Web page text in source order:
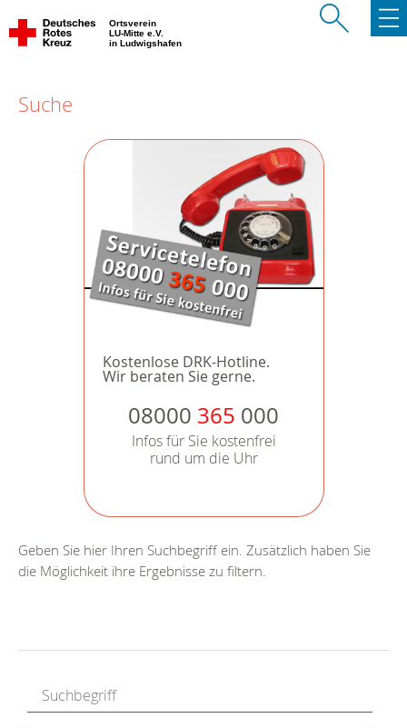
Ortsverein
LU-Mitte e.V.
in Ludwigshafen
Suche
Kostenlose DRK-Hotline.
Wir beraten Sie gerne.
08000 365 000
Infos für Sie kostenfrei
rund um die Uhr
Geben Sie hier Ihren Suchbegriff ein. Zusätzlich haben Sie
die Möglichkeit ihre Ergebnisse zu filtern.